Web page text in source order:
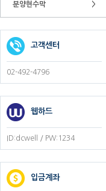
분양현수막 >
고객센터
02-492-4796
웹하드
ID:dcwell / PW:1234
입금계좌